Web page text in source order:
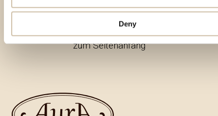
Deny
zum Seitenanfang